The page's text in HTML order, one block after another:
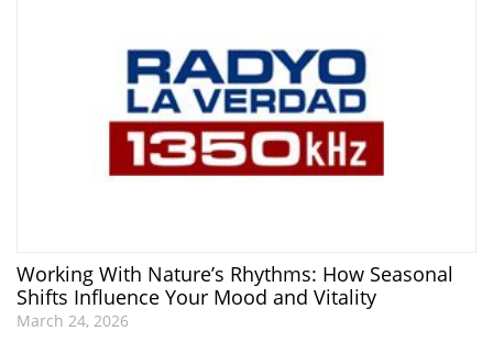
Working With Nature’s Rhythms: How Seasonal
Shifts Influence Your Mood and Vitality
March 24, 2026